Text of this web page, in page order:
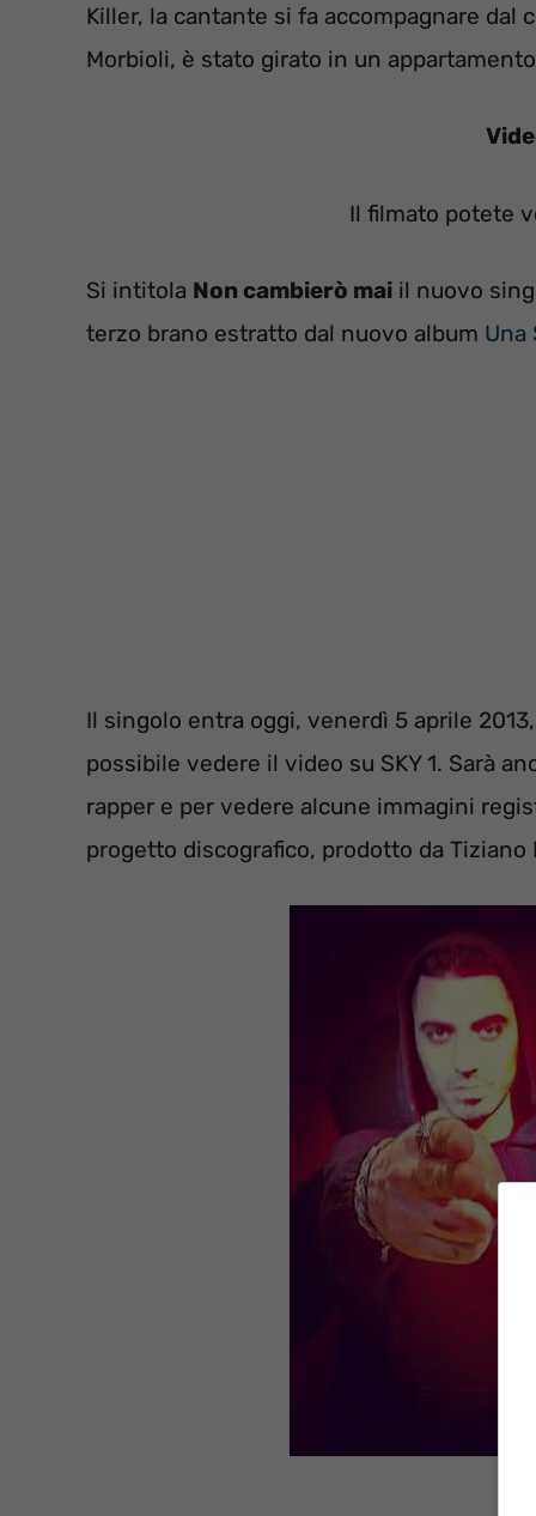
Killer, la cantante si fa accompagnare dal
Morbioli, è stato girato in un
Il filmato potete
Si intitola Non cambierò mai il nuovo
terzo brano estratto dal nuovo album Una
Il singolo entra oggi, venerdì 5 aprile
possibile vedere il video su SKY 1. Sarà
rapper e per vedere alcune immagini
progetto discografico, prodotto da Tiziano